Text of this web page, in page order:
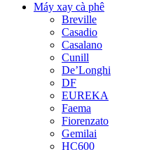
Máy xay cà phê
Breville
Casadio
Casalano
Cunill
De’Longhi
DF
EUREKA
Faema
Fiorenzato
Gemilai
HC600